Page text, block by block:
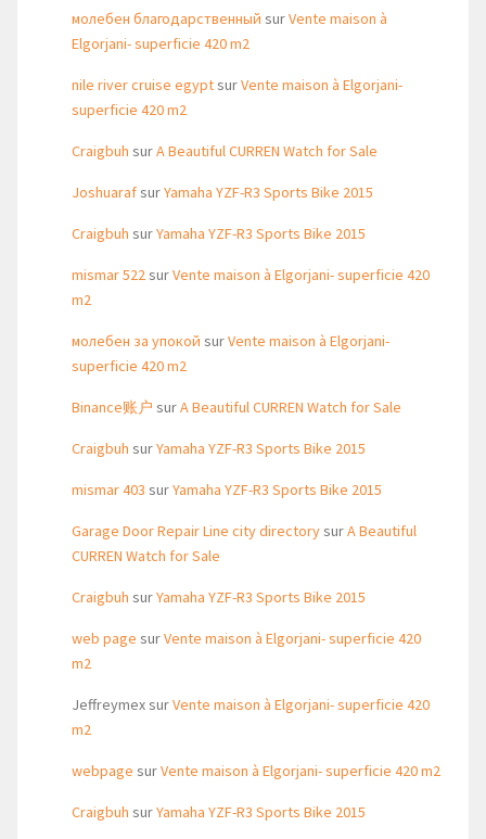
молебен благодарственный surVente maison à
Elgorjani- superficie 420 m2
nile river cruise egyptsurVente maison à Elgorjani-
superficie 420 m2
Craigbuh surA Beautiful CURREN Watch for Sale
JoshuarafsurYamaha YZF-R3 Sports Bike 2015
Craigbuh surYamaha YZF-R3 Sports Bike 2015
mismar 522surVente maison à Elgorjani- superficie 420
m2
молебен за упокой surVente maison à Elgorjani-
superficie 420 m2
Binance账户 surA Beautiful CURREN Watch for Sale
Craigbuh surYamaha YZF-R3 Sports Bike 2015
mismar 403 surYamaha YZF-R3 Sports Bike 2015
Garage Door Repair Line city directorysurA Beautiful
CURREN Watch for Sale
Craigbuh surYamaha YZF-R3 Sports Bike 2015
web page surVente maison à Elgorjani- superficie 420
m2
JeffreymexsurVente maison à Elgorjani- superficie 420
m2
webpage surVente maison à Elgorjani- superficie 420 m2
Craigbuh surYamaha YZF-R3 Sports Bike 2015